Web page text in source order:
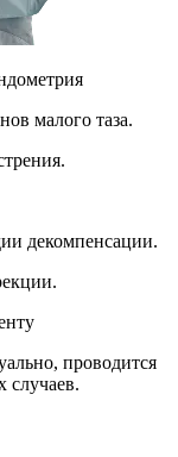
малого таза.
декомпенсации.
проводится